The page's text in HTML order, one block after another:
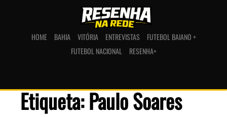
HOME BAHIA VITÓRIA ENTREVISTAS
FUTEBOL BAIANO +
FUTEBOL NACIONAL
RESENHA+
Etiqueta: Paulo Soares